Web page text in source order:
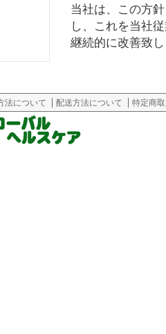
当社は、この方
し、これを当社
継続的に改善致
法について 配送方法について 特定商